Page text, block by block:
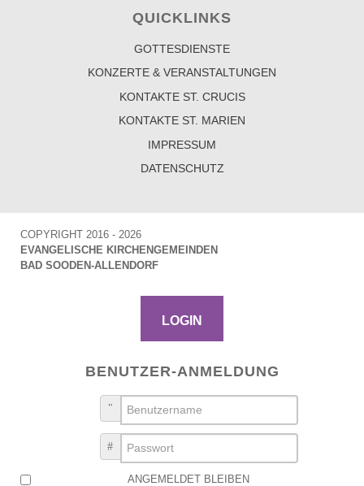
QUICKLINKS
GOTTESDIENSTE
KONZERTE & VERANSTALTUNGEN
KONTAKTE ST. CRUCIS
KONTAKTE ST. MARIEN
IMPRESSUM
DATENSCHUTZ
COPYRIGHT 2016 - 2026
EVANGELISCHE KIRCHENGEMEINDEN
BAD SOODEN-ALLENDORF
LOGIN
BENUTZER-ANMELDUNG
BENUTZERNAME
PASSWORT
ANGEMELDET BLEIBEN